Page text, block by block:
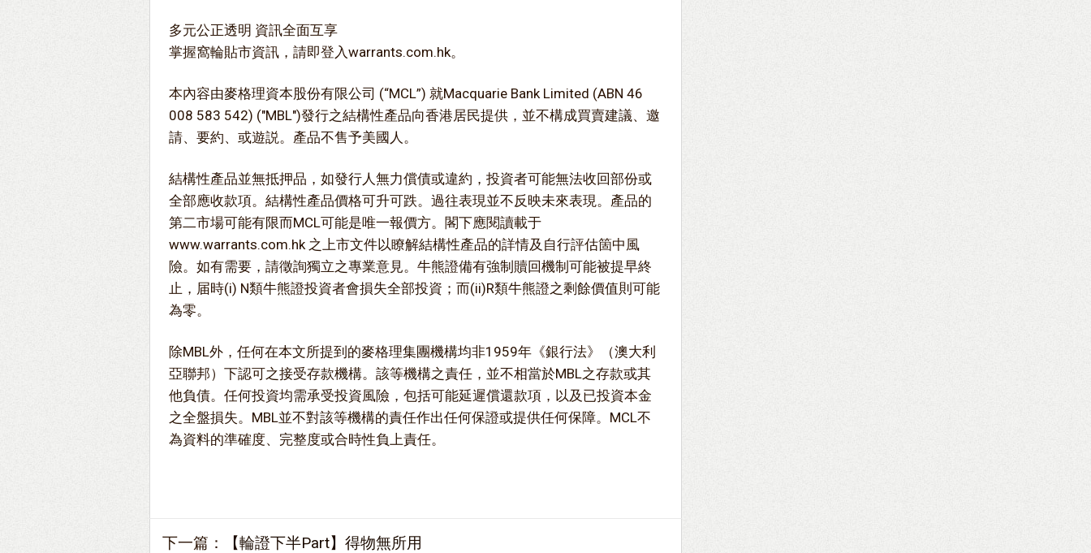
多元公正透明 資訊全面互享
掌握窩輪貼市資訊，請即登入warrants.com.hk。
本內容由麥格理資本股份有限公司 (“MCL”) 就Macquarie Bank Limited (ABN 46
008 583 542) ("MBL")發行之結構性產品向香港居民提供，並不構成買賣建議、邀
請、要約、或遊説。產品不售予美國人。
結構性產品並無抵押品，如發行人無力償債或違約，投資者可能無法收回部份或
全部應收款項。結構性產品價格可升可跌。過往表現並不反映未來表現。產品的
第二市場可能有限而MCL可能是唯一報價方。閣下應閱讀載于
www.warrants.com.hk 之上市文件以瞭解結構性產品的詳情及自行評估箇中風
險。如有需要，請徵詢獨立之專業意見。牛熊證備有強制贖回機制可能被提早終
止，届時(i) N類牛熊證投資者會損失全部投資；而(ii)R類牛熊證之剩餘價值則可能
為零。
除MBL外，任何在本文所提到的麥格理集團機構均非1959年《銀行法》（澳大利
亞聯邦）下認可之接受存款機構。該等機構之責任，並不相當於MBL之存款或其
他負債。任何投資均需承受投資風險，包括可能延遲償還款項，以及已投資本金
之全盤損失。MBL並不對該等機構的責任作出任何保證或提供任何保障。MCL不
為資料的準確度、完整度或合時性負上責任。
下一篇：
【輪證下半Part】得物無所用